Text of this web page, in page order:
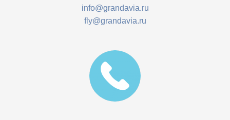
info@grandavia.ru
fly@grandavia.ru